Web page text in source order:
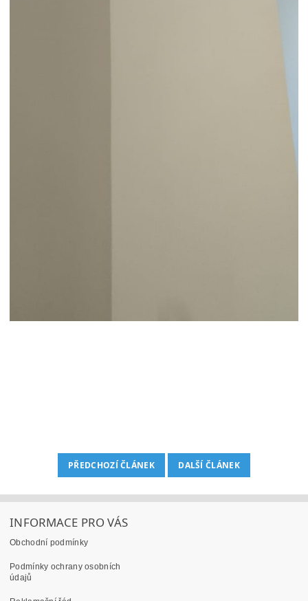
PŘEDCHOZÍ ČLÁNEK DALŠÍ ČLÁNEK
INFORMACE PRO VÁS
Obchodní podmínky
Podmínky ochrany osobních
údajů